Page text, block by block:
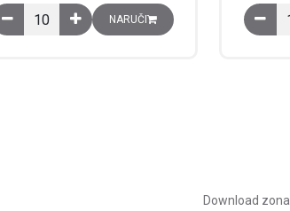
količina
Sklopka Mosaic, izmjenična, 10 AX, 250V, 1
NARUČI
Download zona